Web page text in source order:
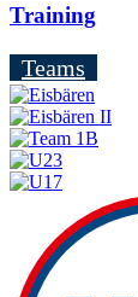
Training
Teams